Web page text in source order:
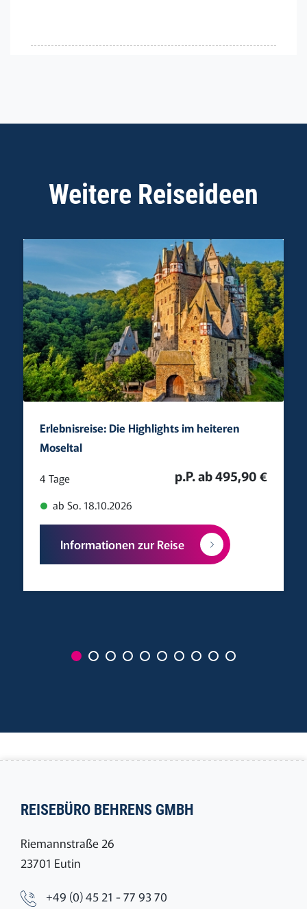
Weitere Reiseideen
Erlebnisreise: Die Highlights im heiteren
Moseltal
4 Tage
ab So. 18.10.2026
p.P. ab 495,90 €
Informationen zur Reise
REISEBÜRO BEHRENS GMBH
Riemannstraße 26
23701 Eutin
+49 (0) 45 21 - 77 93 70